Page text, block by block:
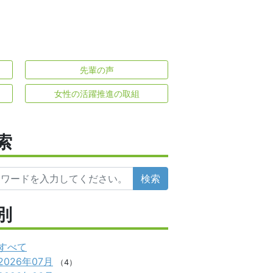
先輩の声
女性の活躍推進の取組
検索
べて
年07月
（4）